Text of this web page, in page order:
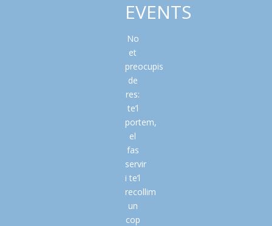
EVENTS
No
et
preocupis
de
res:
te’l
portem,
el
fas
servir
i te’l
recollim
un
cop